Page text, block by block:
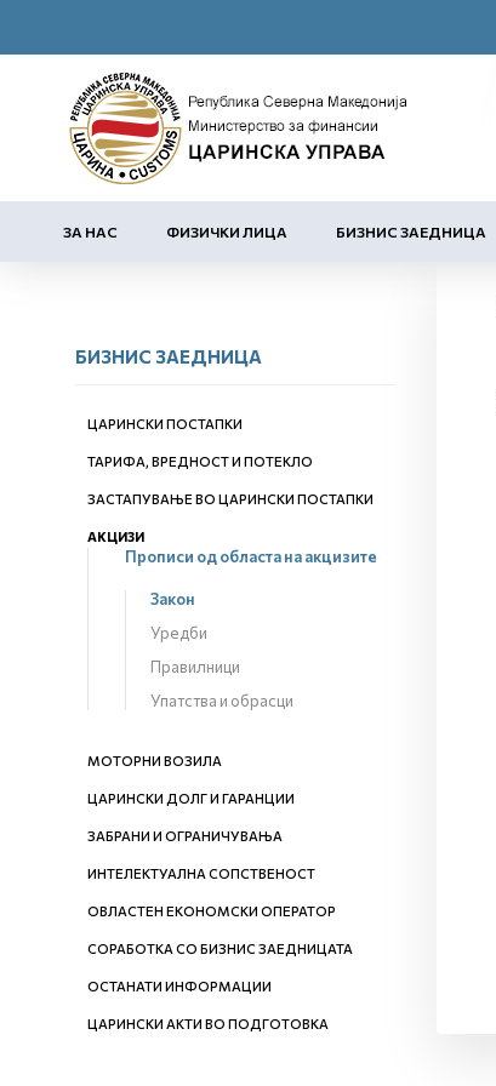
ЗА НАС ФИЗИЧКИ ЛИЦА БИЗНИС ЗАЕДНИЦА
БИЗНИС ЗАЕДНИЦА
ЦАРИНСКИ ПОСТАПКИ
ТАРИФА, ВРЕДНОСТ И ПОТЕКЛО
ЗАСТАПУВАЊЕ ВО ЦАРИНСКИ ПОСТАПКИ
АКЦИЗИ
Прописи од областа на акцизите
Закон
Уредби
Правилници
Упатства и обрасци
МОТОРНИ ВОЗИЛА
ЦАРИНСКИ ДОЛГ И ГАРАНЦИИ
ЗАБРАНИ И ОГРАНИЧУВАЊА
ИНТЕЛЕКТУАЛНА СОПСТВЕНОСТ
ОВЛАСТЕН ЕКОНОМСКИ ОПЕРАТОР
СОРАБОТКА СО БИЗНИС ЗАЕДНИЦАТА
ОСТАНАТИ ИНФОРМАЦИИ
ЦАРИНСКИ АКТИ ВО ПОДГОТОВКА